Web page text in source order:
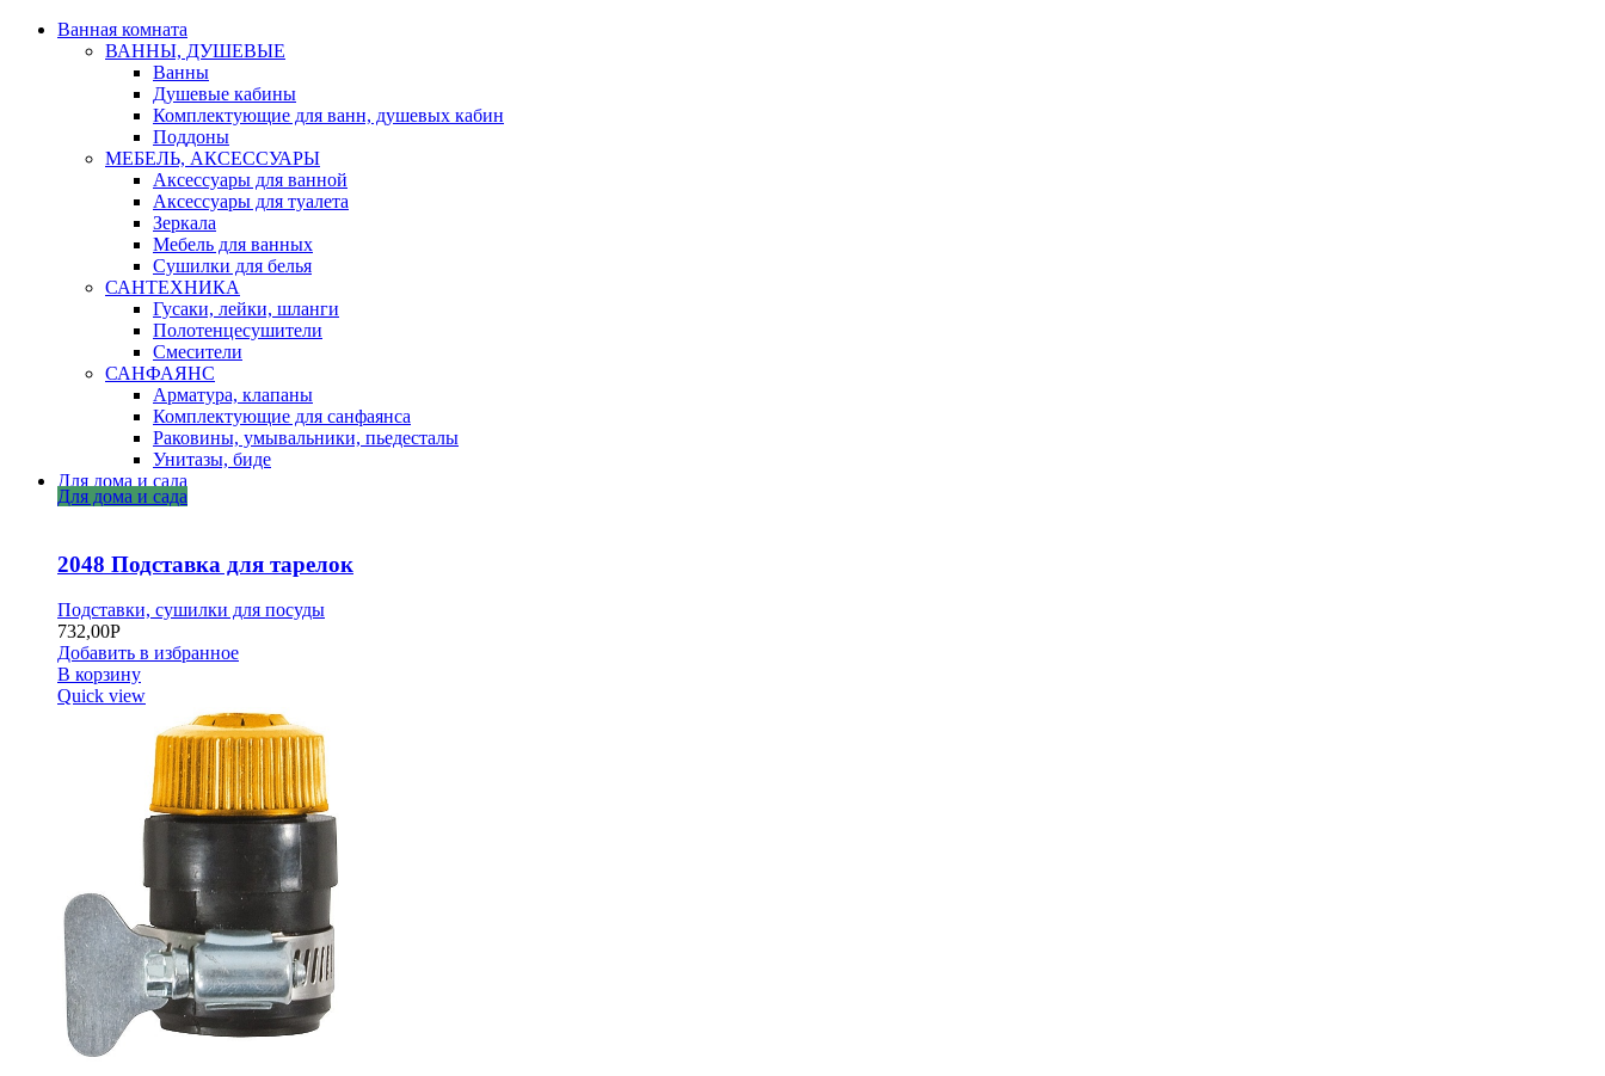
Ванная комната
ВАННЫ, ДУШЕВЫЕ
Ванны
Душевые кабины
Комплектующие для ванн, душевых кабин
Поддоны
МЕБЕЛЬ, АКСЕССУАРЫ
Аксессуары для ванной
Аксессуары для туалета
Зеркала
Мебель для ванных
Сушилки для белья
САНТЕХНИКА
Гусаки, лейки, шланги
Полотенцесушители
Смесители
САНФАЯНС
Арматура, клапаны
Комплектующие для санфаянса
Раковины, умывальники, пьедесталы
Унитазы, биде
Для дома и сада
Для дома и сада
2048 Подставка для тарелок
Подставки, сушилки для посуды
732,00Р
Добавить в избранное
В корзину
Quick view